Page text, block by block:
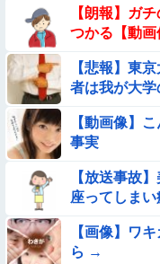
【動画】白人「日本で
ろ！飛ぶぞ」
【動画像】女の子「ウ
【動画】こういう貧乳
【悲報】イッヌさん、
き・・・
【画像】巨大マンボウ
【動画あり】ボーイッ
む？❤」
【朗報】ガ
つかる【動画
【悲報】東
者は我が大学
【動画像】
事実
【放送事故
座ってしま
【画像】ワ
ら →